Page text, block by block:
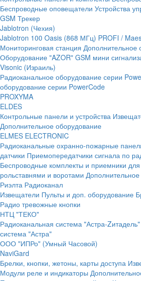
Беспроводные оповещатели Устройства
GSM Трекер
Jablotron (Чехия)
Jablotron 100 Oasis (868 МГц) PROFI /
Мониторинговая станция Дополнительное
Оборудование "AZOR" GSM мини
Visonic (Израиль)
Радиоканальное оборудование серии
оборудование серии PowerCode
PROXYMA
ELDES
Контрольные панели и устройства
Дополнительное оборудование
ELMES ELECTRONIC
Радиоканальные охранно-пожарные
датчики Приемопередатчики сигнала по
Беспроводные комплекты и приемники
рольставнями и воротами
Риэлта Радиоканал
Извещатели Пульты и доп. оборудование
Радио тревожные кнопки
НТЦ "ТЕКО"
Радиоканальная система "Астра-Zитадель"
система "Астра"
ООО "ИПРо" (Умный Часовой)
NaviGard
Брелки, кнопки, жетоны, карты доступа
Модули реле и индикаторы